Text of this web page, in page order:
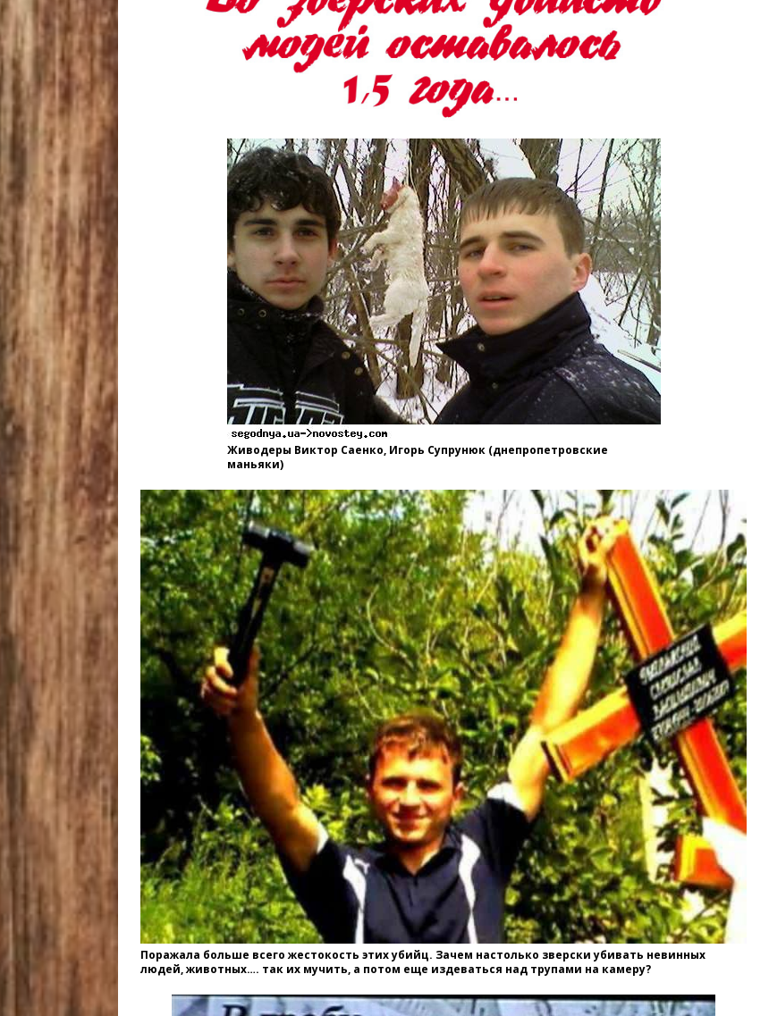
Живодеры Виктор Саенко, Игорь Супрунюк (днепропетровские
маньяки)
Поражала больше всего жестокость этих убийц. Зачем настолько зверски убивать невинных
людей, животных…. так их мучить, а потом еще издеваться над трупами на камеру?